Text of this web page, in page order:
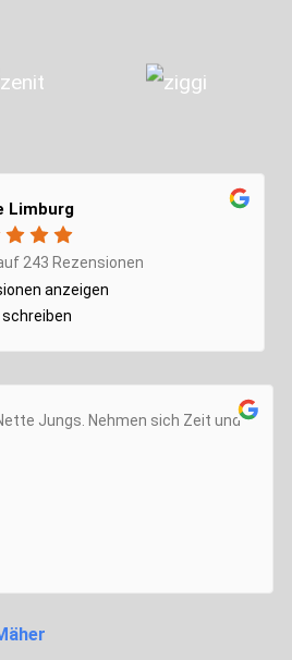
Limburg
243 Rezensionen
anzeigen
Jungs. Nehmen sich Zeit und